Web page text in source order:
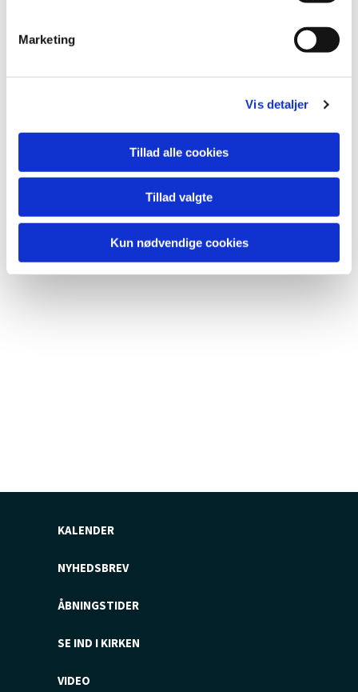
Marketing
Vis detaljer
Tillad alle cookies
Tillad valgte
Kun nødvendige cookies
Du vil måske også kunne lide...
KALENDER
NYHEDSBREV
ÅBNINGSTIDER
SE IND I KIRKEN
VIDEO